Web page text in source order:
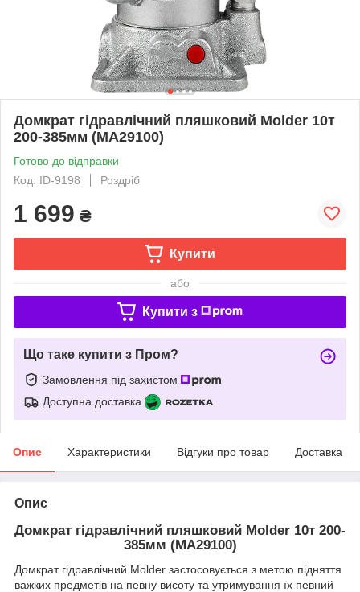
Домкрат гідравлічний пляшковий Molder 10т
200-385мм (MA29100)
Готово до відправки
Код: ID-9198
Роздріб
1 699 ₴
Купити
або
Купити з
Що таке купити з Пром?
Замовлення під захистом
Доступна доставка
Опис Характеристики Відгуки про товар Доставка
Опис
Домкрат гідравлічний пляшковий Molder 10т 200-
385мм (MA29100)
Домкрат гідравлічний Molder застосовується з метою підняття
важких предметів на певну висоту та утримування їх певний